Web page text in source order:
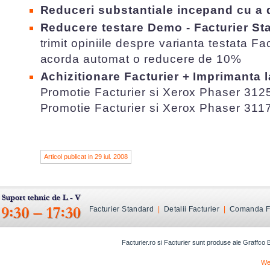
Reduceri substantiale incepand cu a
Reducere testare Demo - Facturier
trimit opiniile despre varianta testata
acorda automat o reducere de 10%
Achizitionare Facturier + Imprimanta
Promotie Facturier si Xerox Phaser
Promotie Facturier si Xerox Phaser
Articol publicat in 29 iul. 2008
Facturier Standard Detalii Facturier| Comanda
Facturier.ro si Facturier sunt produse ale Graffco